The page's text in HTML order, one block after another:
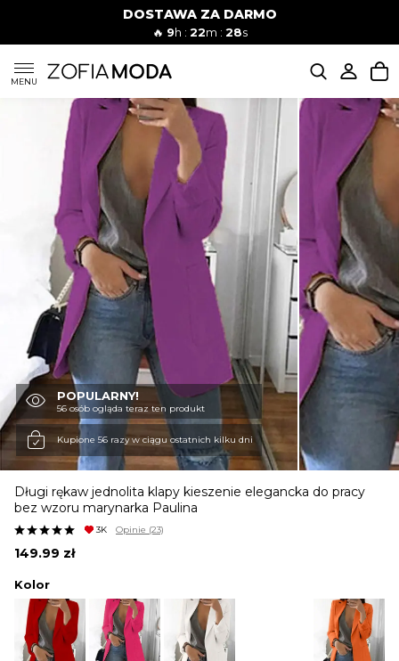
DOSTAWA ZA DARMO
🔥 9h : 22m : 27s
MENU
SUKIENKI
SZORTY
MODA PLAŻOWA
BLUZKI
KURTKI I PŁASZCZE
SPÓDNICE
KOMBINEZONY
POPULARNY!
56 osób ogląda teraz ten produkt
Kupione 56 razy w ciągu ostatnich kilku dni
Długi rękaw jednolita klapy kieszenie elegancka do pracy
bez wzoru marynarka Paulina
3K Opinie (23)
149.99 zł
Kolor